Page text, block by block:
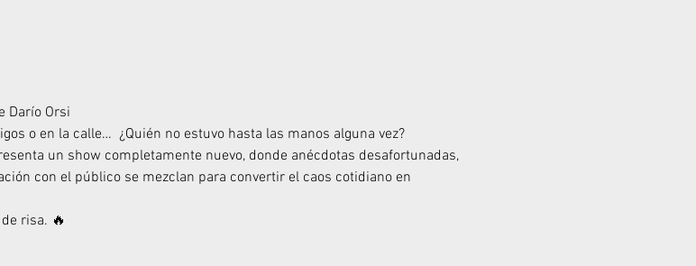
Darío Orsi
o en la calle…  ¿Quién no estuvo hasta las manos alguna vez?
un show completamente nuevo, donde anécdotas desafortunadas,
con el público se mezclan para convertir el caos cotidiano en
risa. 🔥